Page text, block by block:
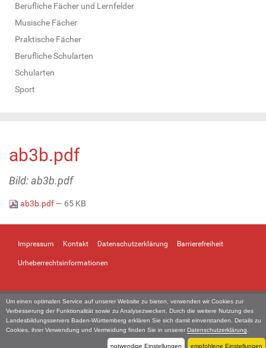
Um einen optimalen Service auf unserer Website zu bieten, verwenden wir Cookies zur
Verbesserung der Funktionalität sowie zu Analysezwecken. Durch die weitere Nutzung des
Landesbildungsservers Baden-Württemberg erklären Sie sich damit einverstanden. Details zu
Cookies, ihrer Verwendung und Vermeidung finden Sie in unserer Datenschutzerklärung
notwendige Einstellungen empfohlene Einstellungen
Berufliche Fächer und Lernfelder
Musische Fächer
Praktische Fächer
Berufliche Schularten
Schularten
Sport
ab3b.pdf
Bild: ab3b.pdf
ab3b.pdf— 65 KB
Impressum Kontakt Datenschutzerklärung Barrierefreiheit
Urheberrechtsinformationen